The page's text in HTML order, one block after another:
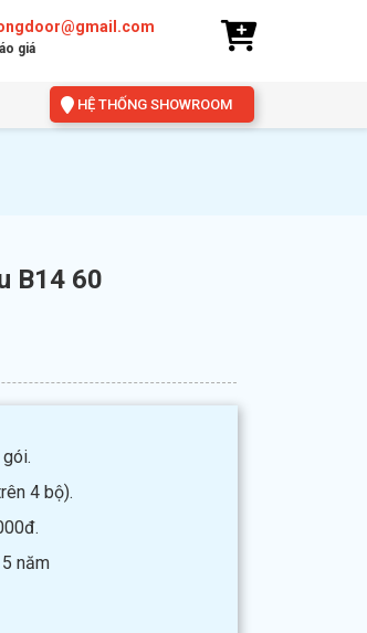
giá
HỆ THỐNG SHOWROOM
B14 60
4 bộ).
năm